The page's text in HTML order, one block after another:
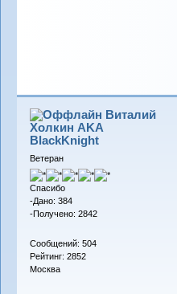
Виталий
Холкин AKA
BlackKnight
Ветеран
Спасибо
-Дано: 384
-Получено: 2842
Сообщений: 504
Рейтинг: 2852
Москва